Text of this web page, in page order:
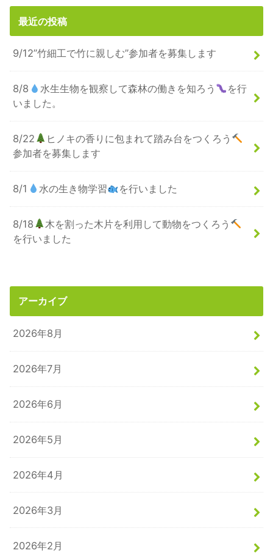
最近の投稿
9/12”竹細工で竹に親しむ”参加者を募集します
8/8 水生生物を観察して森林の働きを知ろう
を行
いました。
8/22
ヒノキの香りに包まれて踏み台をつくろう
参加者を募集します
8/1 水の生き物学習 を行いました
8/18
木を割った木片を利用して動物をつくろう
を行いました
アーカイブ
2026年8月
2026年7月
2026年6月
2026年5月
2026年4月
2026年3月
2026年2月